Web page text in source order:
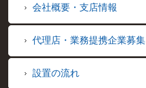
会社概要・支店情報
代理店・業務提携企業募集
設置の流れ